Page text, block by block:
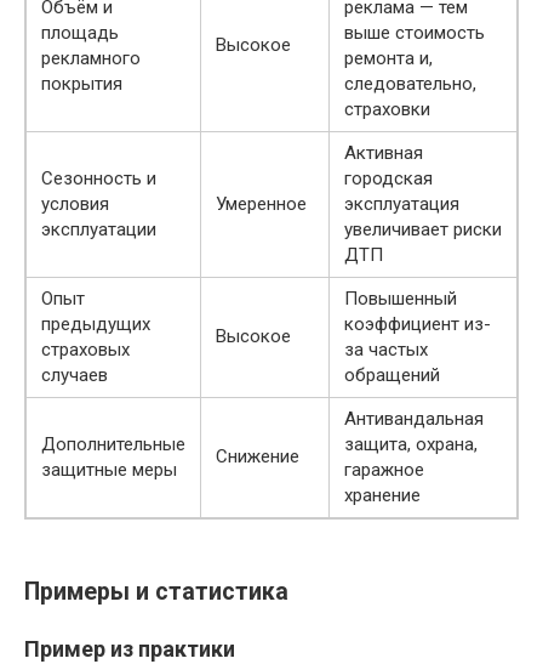
Объём и
площадь
рекламного
покрытия
Высокое
реклама — тем
выше стоимость
ремонта и,
следовательно,
страховки
Сезонность и
условия
эксплуатации
Умеренное
Активная
городская
эксплуатация
увеличивает риски
ДТП
Опыт
предыдущих
страховых
случаев
Высокое
Повышенный
коэффициент из-
за частых
обращений
Дополнительные
защитные меры
Снижение
Антивандальная
защита, охрана,
гаражное
хранение
Примеры и статистика
Пример из практики